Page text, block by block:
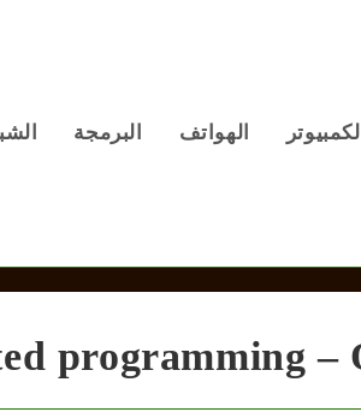
الكمبيوتر الهواتف البرمجة